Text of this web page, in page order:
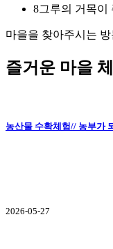
8그루의 거목이
마을을 찾아주시는
즐거운 마을
농산물 수확체험// 농부가
2026-05-27